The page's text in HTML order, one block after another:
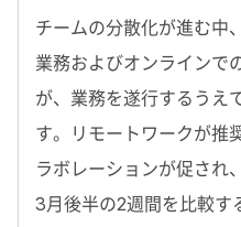
チームの分散化が進む中
業務およびオンラインで
が、業務を遂行するうえ
す。リモートワークが推
ラボレーションが促され
3月後半の2週間を比較す